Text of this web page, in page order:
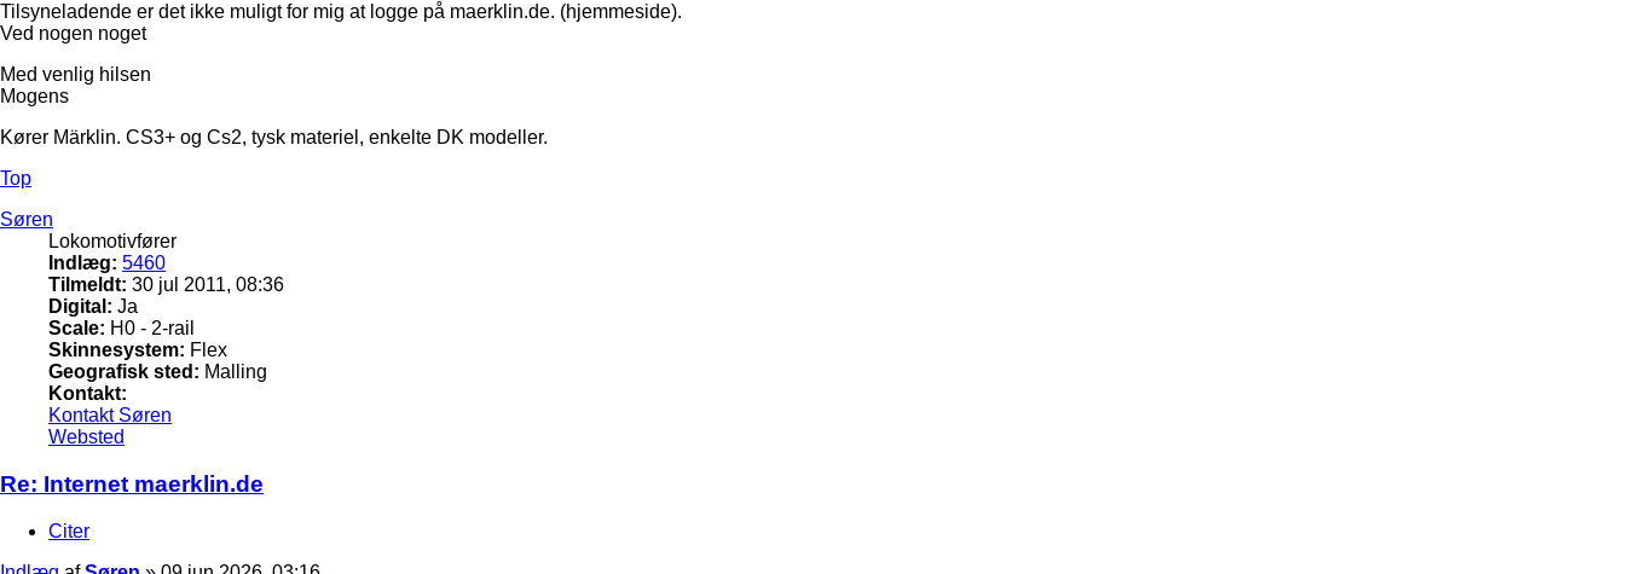
Tilsyneladende er det ikke muligt for mig at logge på maerklin.de. (hjemmeside).
Ved nogen noget
Med venlig hilsen
Mogens
Kører Märklin. CS3+ og Cs2, tysk materiel, enkelte DK modeller.
Top
Søren
Lokomotivfører
Indlæg: 5460
Tilmeldt: 30 jul 2011, 08:36
Digital: Ja
Scale: H0 - 2-rail
Skinnesystem: Flex
Geografisk sted: Malling
Kontakt:
Kontakt Søren
Websted
Re: Internet maerklin.de
Citer